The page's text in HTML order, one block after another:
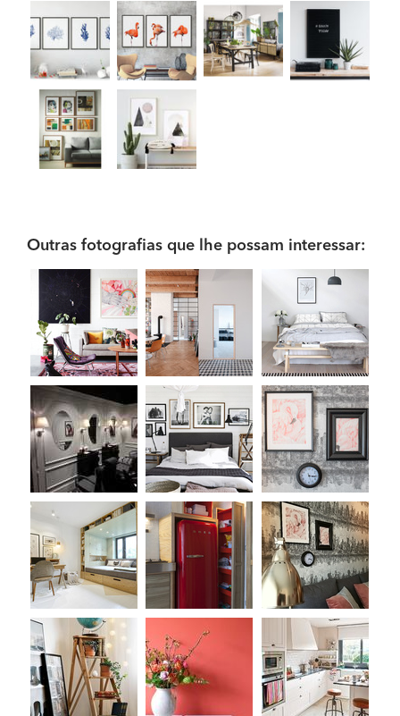
Outras fotografias que lhe possam interessar: